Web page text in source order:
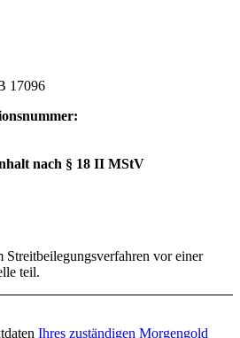
17096
nach § 18 II MStV
Streitbeilegungsverfahren vor einer
teil.
Ihres zuständigen Morgengold